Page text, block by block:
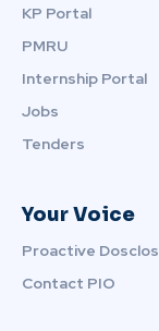
KP Portal
PMRU
Internship Portal
Jobs
Tenders
Your Voice
Proactive
Contact PIO